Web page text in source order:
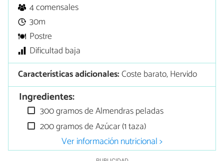
4 comensales
30m
Postre
Dificultad baja
Características adicionales:Coste barato, Hervido
Ingredientes:
300 gramos de Almendras peladas
200 gramos de Azúcar (1 taza)
Ver información nutricional >